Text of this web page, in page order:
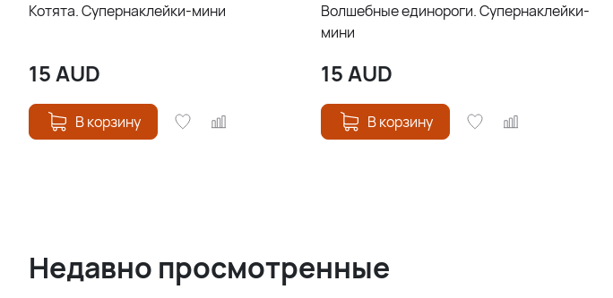
Котята. Супернаклейки-мини
15AUD
В корзину
Волшебные единороги. Супернаклейки-
мини
15AUD
В корзину
Недавно просмотренные